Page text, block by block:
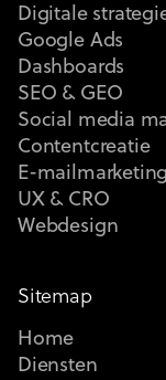
Digitale
Google Ads
Dashboards
SEO & GEO
Social media
Contentcreatie
E-mailmarketing
UX & CRO
Webdesign
Sitemap
Home
Diensten